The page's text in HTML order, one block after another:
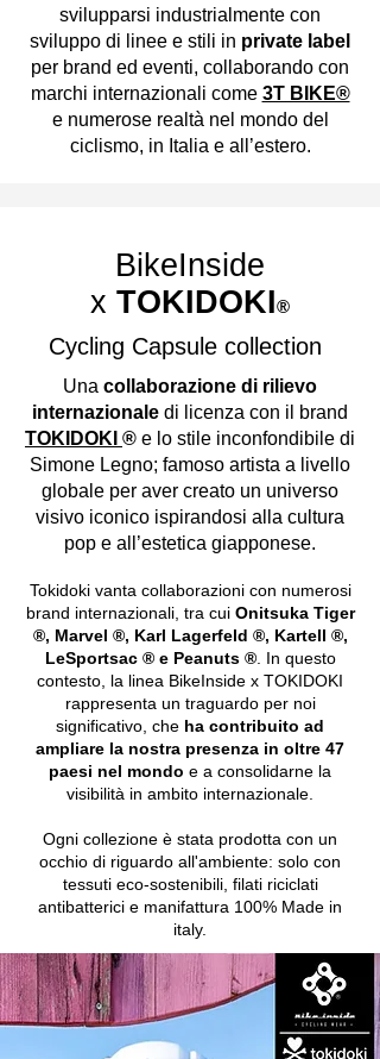
svilupparsi industrialmente con
sviluppo di linee e stili in private label
per brand ed eventi, collaborando con
marchi internazionali come 3T BIKE®
e numerose realtà nel mondo del
ciclismo, in Italia e all’estero.
BikeInside
x TOKIDOKI®
Cycling Capsule collection
Una collaborazione di rilievo
internazionale di licenza con il brand
TOKIDOKI ® e lo stile inconfondibile di
Simone Legno; famoso artista a livello
globale per aver creato un universo
visivo iconico ispirandosi alla cultura
pop e all’estetica giapponese.
Tokidoki vanta collaborazioni con numerosi
brand internazionali, tra cui Onitsuka Tiger
®, Marvel ®, Karl Lagerfeld ®, Kartell ®,
LeSportsac ® e Peanuts ®. In questo
contesto, la linea BikeInside x TOKIDOKI
rappresenta un traguardo per noi
significativo, che ha contribuito ad
ampliare la nostra presenza in oltre 47
paesi nel mondo e a consolidarne la
visibilità in ambito internazionale.
Ogni collezione è stata prodotta con un
occhio di riguardo all'ambiente: solo con
tessuti eco-sostenibili, filati riciclati
antibatterici e manifattura 100% Made in
italy.